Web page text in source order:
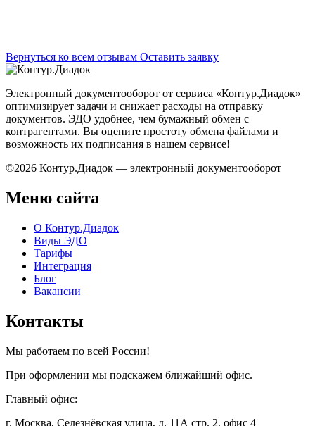
Вернуться ко всем отзывам Оставить заявку
Электронный документооборот от сервиса «Контур.Диадок»
оптимизирует задачи и снижает расходы на отправку
документов. ЭДО удобнее, чем бумажный обмен с
контрагентами. Вы оцените простоту обмена файлами и
возможность их подписания в нашем сервисе!
©2026 Контур.Диадок — электронный документооборот
Меню сайта
О Контур.Диадок
Виды ЭДО
Тарифы
Интеграция
Блог
Вакансии
Контакты
Мы работаем по всей России!
При оформлении мы подскажем ближайший офис.
Главный офис:
г. Москва, Селезнёвская улица, д. 11А стр. 2, офис 4